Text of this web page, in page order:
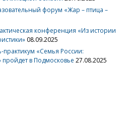
форум «Жар – птица –
конференция «Из истории
08.09.2025
«Семья России:
в Подмосковье 27.08.2025